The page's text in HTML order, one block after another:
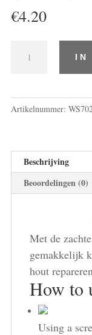
€4.20
IN
Artikelnummer:
Beschrijving
Beoordelingen (0)
Met de
gemakkelijk
hout
How to
Using a